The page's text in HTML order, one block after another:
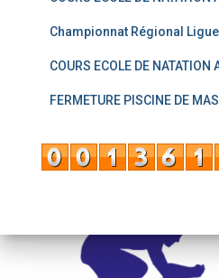
Championnat Régional
COURS ECOLE DE NATATION
FERMETURE PISCINE DE